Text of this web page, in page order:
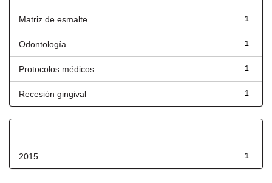
1
Matriz de esmalte
1
Odontología
1
Protocolos médicos
1
Recesión gingival
1
2015